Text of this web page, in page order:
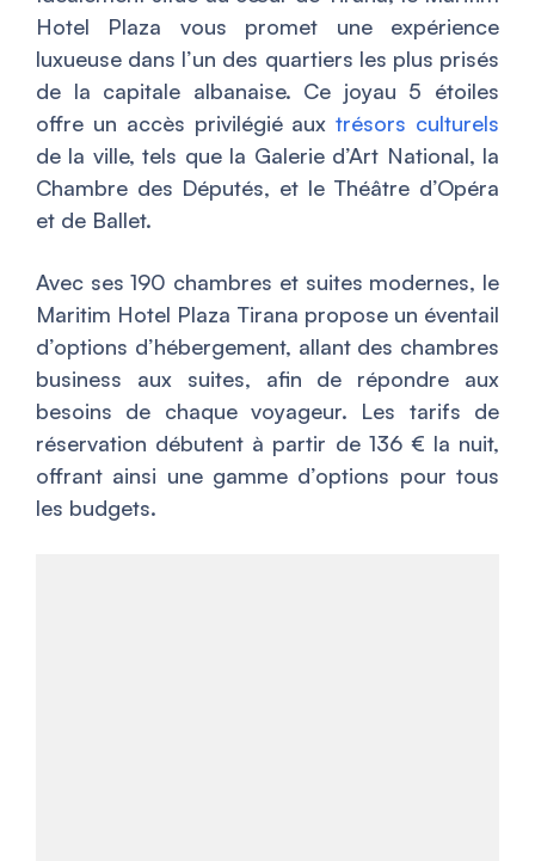
Hotel Plaza vous promet une expérience
luxueuse dans l’un des quartiers les plus prisés
de la capitale albanaise. Ce joyau 5 étoiles
offre un accès privilégié auxtrésors culturels
de la ville, tels que la Galerie d’Art National, la
Chambre des Députés, et le Théâtre d’Opéra
et de Ballet.
Avec ses 190 chambres et suites modernes, le
Maritim Hotel Plaza Tirana propose un éventail
d’options d’hébergement, allant des chambres
business aux suites, afin de répondre aux
besoins de chaque voyageur. Les tarifs de
réservation débutent à partir de 136 € la nuit,
offrant ainsi une gamme d’options pour tous
les budgets.